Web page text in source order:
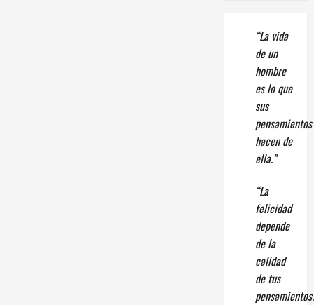
“La vida
de un
hombre
es lo que
sus
pensamientos
hacen de
ella.”
“La
felicidad
depende
de la
calidad
de tus